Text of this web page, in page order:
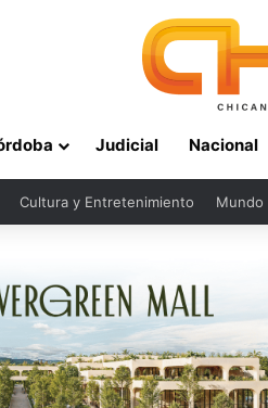
Judicial Nacional
Cultura y Entretenimiento Mundo